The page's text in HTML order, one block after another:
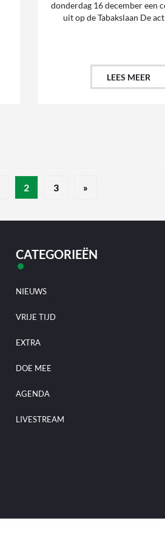
donderdag 16 december een
uit op de Tabakslaan De
LEES MEER
2 3 »
CATEGORIEËN
NIEUWS
VRIJE TIJD
EXTRA
DOE MEE
AGENDA
LIVESTREAM